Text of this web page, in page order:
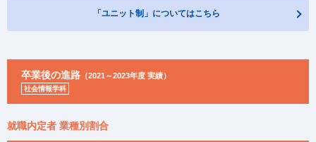
「ユニット制」についてはこちら
卒業後の進路 （2021～2023年度 実績）
社会情報学科
就職内定者 業種別割合